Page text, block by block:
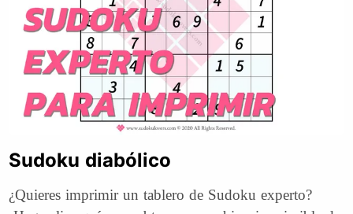
Sudoku diabólico
¿Quieres imprimir un tablero de Sudoku experto?